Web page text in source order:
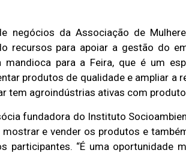
negócios da Associação de
recursos para apoiar a gestão do
mandioca para a Feira, que é um
produtos de qualidade e ampliar a
tem agroindústrias ativas com
fundadora do Instituto
e vender os produtos e
participantes. “É uma oportunidade